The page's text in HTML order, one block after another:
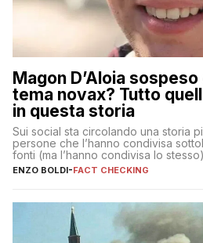
Magon D’Aloia
tema novax? Tutto
in questa storia
Sui social sta circolando una storia
persone che l’hanno condivisa
fonti (ma l’hanno condivisa lo stesso)
ENZO BOLDI-FACT CHECKING